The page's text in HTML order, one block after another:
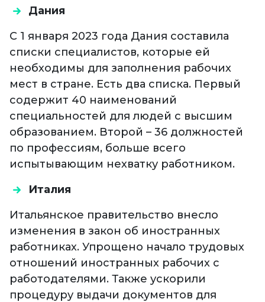
Дания
С 1 января 2023 года Дания составила
списки специалистов, которые ей
необходимы для заполнения рабочих
мест в стране. Есть два списка. Первый
содержит 40 наименований
специальностей для людей с высшим
образованием. Второй – 36 должностей
по профессиям, больше всего
испытывающим нехватку работником.
Италия
Итальянское правительство внесло
изменения в закон об иностранных
работниках. Упрощено начало трудовых
отношений иностранных рабочих с
работодателями. Также ускорили
процедуру выдачи документов для